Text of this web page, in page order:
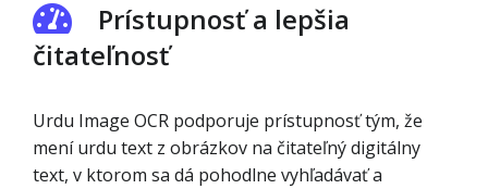
Prístupnosť a lepšia
čitateľnosť
Urdu Image OCR podporuje prístupnosť tým, že
mení urdu text z obrázkov na čitateľný digitálny
text, v ktorom sa dá pohodlne vyhľadávať a